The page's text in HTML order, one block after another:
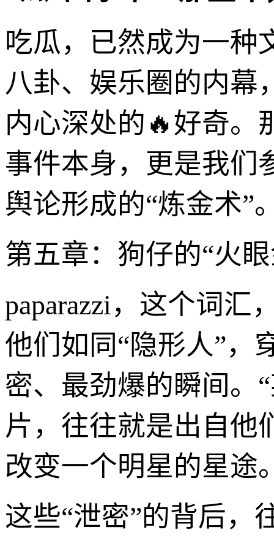
吃瓜，已然成为一种
八卦、娱乐圈的内幕
内心深处的🔥好奇。
事件本身，更是我们
舆论形成的“炼金术”
第五章：狗仔的“火
paparazzi，这个词
他们如同“隐形人”，
密、最劲爆的瞬间。
片，往往就是出自他
改变一个明星的星途
这些“泄密”的背后，